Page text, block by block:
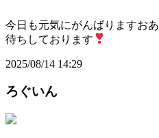
今日も元気にがんばりますお
待ちしております
2025/08/14 14:29
ろぐいん